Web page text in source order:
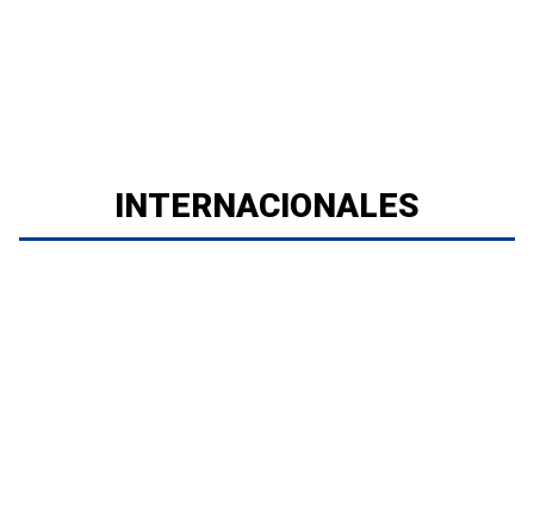
INTERNACIONALES